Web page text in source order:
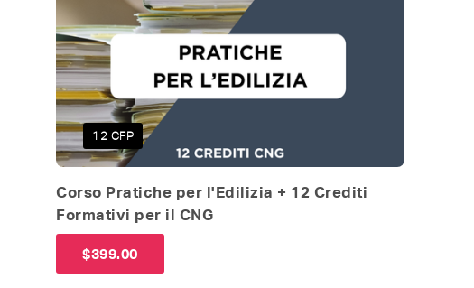
12 CFP
Corso Pratiche per l'Edilizia + 12 Crediti
Formativi per il CNG
$399.00